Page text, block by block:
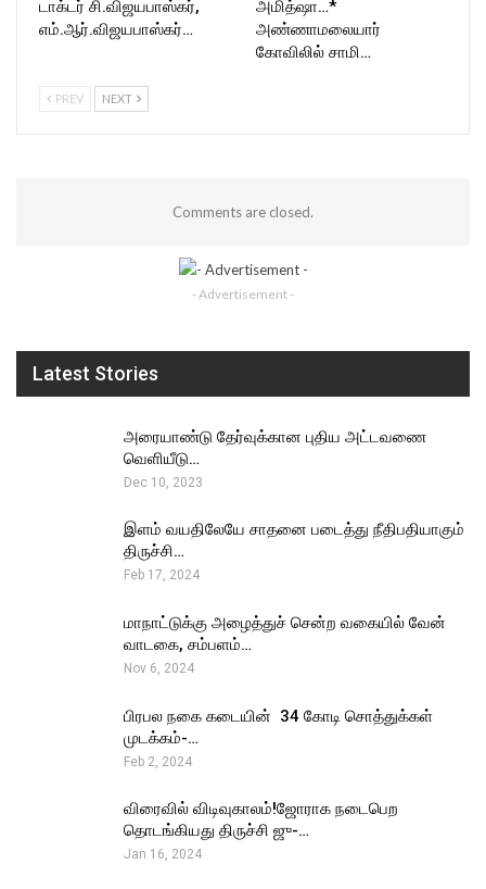
டாக்டர் சி.விஜயபாஸ்கர்,
எம்.ஆர்.விஜயபாஸ்கர்…
அமித்ஷா…*
அண்ணாமலையார்
கோவிலில் சாமி…
PREV NEXT
Comments are closed.
- Advertisement -
Latest Stories
அரையாண்டு தேர்வுக்கான புதிய அட்டவணை
வெளியீடு…
Dec 10, 2023
இளம் வயதிலேயே சாதனை படைத்து நீதிபதியாகும்
திருச்சி…
Feb 17, 2024
மாநாட்டுக்கு அழைத்துச் சென்ற வகையில் வேன்
வாடகை, சம்பளம்…
Nov 6, 2024
பிரபல நகை கடையின் ₹ 34 கோடி சொத்துக்கள்
முடக்கம்-…
Feb 2, 2024
விரைவில் விடிவுகாலம்!ஜோராக நடைபெற
தொடங்கியது திருச்சி ஜு-…
Jan 16, 2024